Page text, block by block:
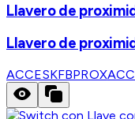
Llavero de
Llavero de
ACCESKFBPROX